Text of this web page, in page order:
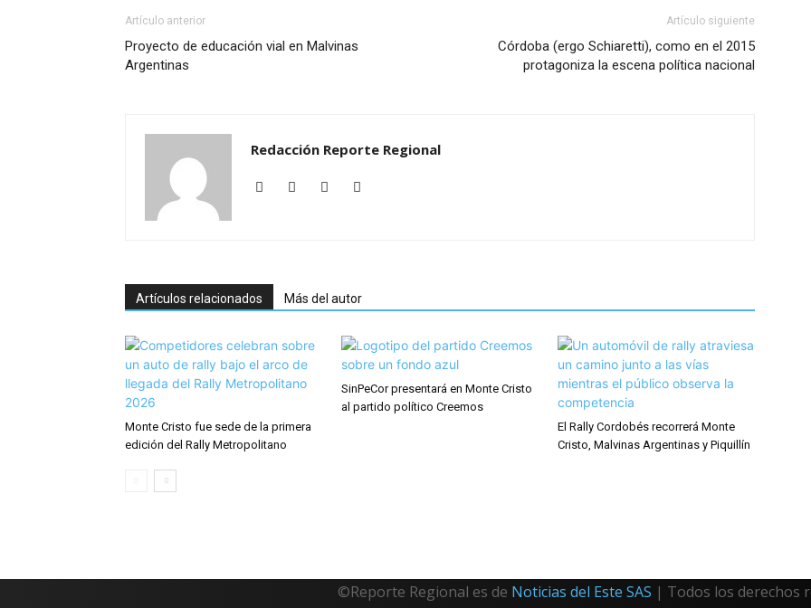
Artículo anterior
Proyecto de educación vial en Malvinas
Argentinas
Artículo siguiente
Córdoba (ergo Schiaretti), como en el 2015
protagoniza la escena política nacional
Redacción Reporte Regional
Artículos relacionados Más del autor
Monte Cristo fue sede de la primera
edición del Rally Metropolitano
SinPeCor presentará en Monte Cristo
al partido político Creemos
El Rally Cordobés recorrerá Monte
Cristo, Malvinas Argentinas y Piquillín
©Reporte Regional es de Noticias del Este SAS | Todos los derechos